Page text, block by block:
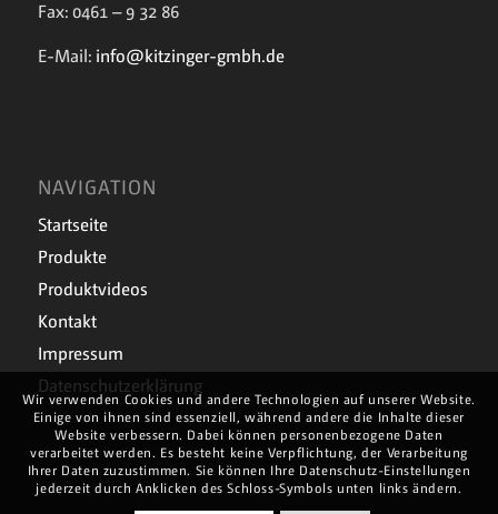
Fax: 0461 – 9 32 86
E-Mail: info@kitzinger-gmbh.de
NAVIGATION
Startseite
Produkte
Produktvideos
Kontakt
Impressum
Datenschutzerklärung
Wir verwenden Cookies und andere Technologien auf unserer Website.
Einige von ihnen sind essenziell, während andere die Inhalte dieser
Website verbessern. Dabei können personenbezogene Daten
verarbeitet werden. Es besteht keine Verpflichtung, der Verarbeitung
Ihrer Daten zuzustimmen. Sie können Ihre Datenschutz-Einstellungen
jederzeit durch Anklicken des Schloss-Symbols unten links ändern.